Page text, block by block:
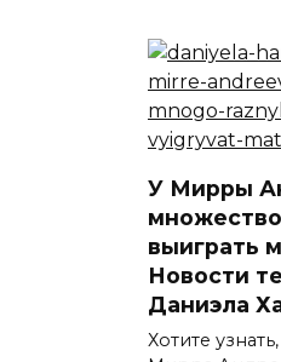
У Мирры
выиграть
Новости
Даниэла
Хотите